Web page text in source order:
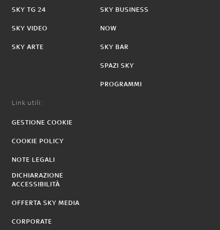
SKY TG 24
SKY VIDEO
SKY ARTE
SKY BUSINESS
NOW
SKY BAR
SPAZI SKY
PROGRAMMI
Link utili:
GESTIONE COOKIE
COOKIE POLICY
NOTE LEGALI
DICHIARAZIONE
ACCESSIBILITÀ
OFFERTA SKY MEDIA
CORPORATE